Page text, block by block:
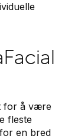
for å være
fleste
en bred